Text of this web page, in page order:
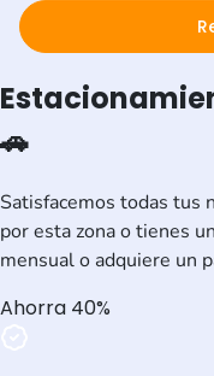
🚗
Satisfacemos todas tus
por esta zona o tienes
mensual o adquiere un
Ahorra 40%